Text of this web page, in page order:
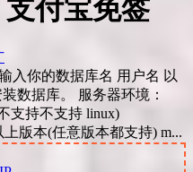
付宝免签
入你的数据库名 用户名 以
数据库。 服务器环境：
支持不支持 linux)
上版本(任意版本都支持) m...